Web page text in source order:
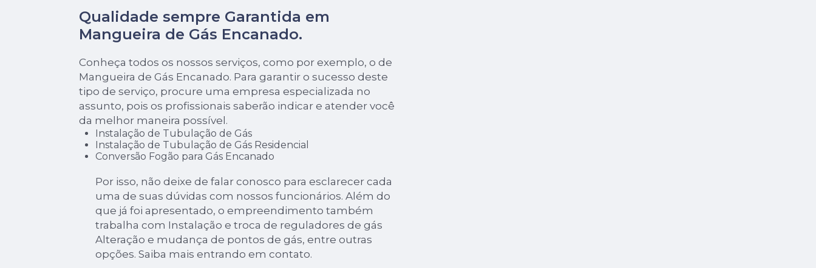
Qualidade sempre Garantida em
Mangueira de Gás Encanado.
Conheça todos os nossos serviços, como por exemplo, o de
Mangueira de Gás Encanado. Para garantir o sucesso deste
tipo de serviço, procure uma empresa especializada no
assunto, pois os profissionais saberão indicar e atender você
da melhor maneira possível.
Instalação de Tubulação de Gás
Instalação de Tubulação de Gás Residencial
Conversão Fogão para Gás Encanado
Por isso, não deixe de falar conosco para esclarecer cada
uma de suas dúvidas com nossos funcionários. Além do
que já foi apresentado, o empreendimento também
trabalha com Instalação e troca de reguladores de gás
Alteração e mudança de pontos de gás, entre outras
opções. Saiba mais entrando em contato.